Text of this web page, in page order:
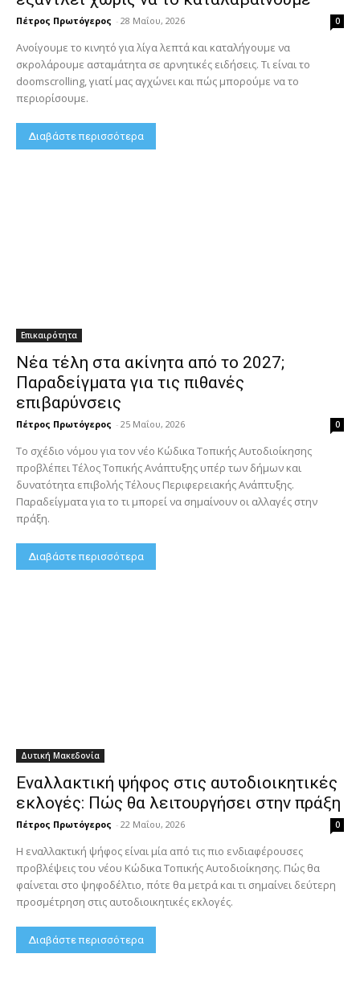
Πέτρος Πρωτόγερος - 28 Μαΐου, 2026 0
Ανοίγουμε το κινητό για λίγα λεπτά και καταλήγουμε να
σκρολάρουμε ασταμάτητα σε αρνητικές ειδήσεις. Τι είναι το
doomscrolling, γιατί μας αγχώνει και πώς μπορούμε να το
περιορίσουμε.
Διαβάστε περισσότερα
Επικαιρότητα
Νέα τέλη στα ακίνητα από το 2027;
Παραδείγματα για τις πιθανές
επιβαρύνσεις
Πέτρος Πρωτόγερος - 25 Μαΐου, 2026 0
Το σχέδιο νόμου για τον νέο Κώδικα Τοπικής Αυτοδιοίκησης
προβλέπει Τέλος Τοπικής Ανάπτυξης υπέρ των δήμων και
δυνατότητα επιβολής Τέλους Περιφερειακής Ανάπτυξης.
Παραδείγματα για το τι μπορεί να σημαίνουν οι αλλαγές στην
πράξη.
Διαβάστε περισσότερα
Δυτική Μακεδονία
Εναλλακτική ψήφος στις αυτοδιοικητικές
εκλογές: Πώς θα λειτουργήσει στην πράξη
Πέτρος Πρωτόγερος - 22 Μαΐου, 2026 0
Η εναλλακτική ψήφος είναι μία από τις πιο ενδιαφέρουσες
προβλέψεις του νέου Κώδικα Τοπικής Αυτοδιοίκησης. Πώς θα
φαίνεται στο ψηφοδέλτιο, πότε θα μετρά και τι σημαίνει δεύτερη
προσμέτρηση στις αυτοδιοικητικές εκλογές.
Διαβάστε περισσότερα